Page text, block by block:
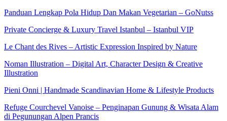
Panduan Lengkap Pola Hidup Dan Makan Vegetarian – GoNutss
Private Concierge & Luxury Travel Istanbul – Istanbul VIP
Le Chant des Rives – Artistic Expression Inspired by Nature
Noman Illustration – Digital Art, Character Design & Creative
Illustration
Pieni Onni | Handmade Scandinavian Home & Lifestyle Products
Refuge Courchevel Vanoise – Penginapan Gunung & Wisata Alam
di Pegunungan Alpen Prancis